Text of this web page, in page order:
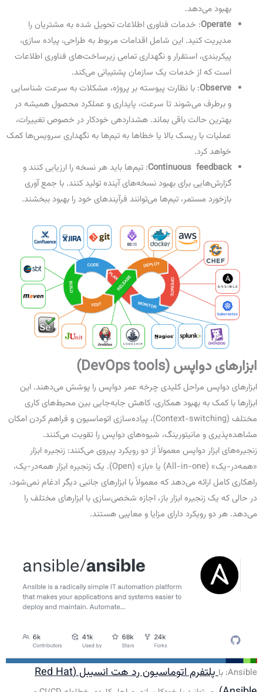
بهبود می‌دهد.
Operate: خدمات فناوری اطلاعات تحویل شده به مشتریان را
مدیریت کنید. این شامل اقدامات مربوط به طراحی، پیاده سازی،
پیکربندی، استقرار و نگهداری تمامی زیرساخت‌های فناوری اطلاعات
است که از خدمات یک سازمان پشتیبانی می‌کند.
Observe: با نظارت پیوسته بر پروژه، مشکلات به سرعت شناسایی
و برطرف می‌شوند تا سرعت، پایداری و عملکرد محصول همیشه در
بهترین حالت باقی بماند. هشداردهی خودکار در خصوص تغییرات،
عملیات با ریسک بالا یا خطاها به تیم‌ها به نگهداری سرویس‌ها کمک
خواهد کرد.
Continuous feedback: تیم‌ها باید هر نسخه را ارزیابی کنند و
گزارش‌هایی برای بهبود نسخه‌های آینده تولید کنند. با جمع آوری
بازخورد مستمر، تیم‌ها می‌توانند فرآیندهای خود را بهبود ببخشند.
ابزارهای دواپس(DevOps tools)
ابزارهای دواپس مراحل کلیدی چرخه عمر دواپس را پوشش می‌دهند. این
ابزارها با کمک به بهبود همکاری، کاهش جابه‌جایی بین محیط‌های کاری
مختلف (Context-switching)، پیاده‌سازی اتوماسیون و فراهم کردن امکان
مشاهده‌پذیری و مانیتورینگ، شیوه‌های دواپس را تقویت می‌کنند.
زنجیره‌های ابزار دواپس معمولاً از دو رویکرد پیروی می‌کنند: زنجیره ابزار
«همه‌در-یک» (All-in-one) یا «باز» (Open). یک زنجیره ابزار همه‌در-یک،
راهکاری کامل ارائه می‌دهد که معمولاً با ابزارهای جانبی دیگر ادغام نمی‌شود،
در حالی که یک زنجیره ابزار باز، اجازه شخصی‌سازی با ابزارهای مختلف را
می‌دهد. هر دو رویکرد دارای مزایا و معایبی هستند.
Ansible: با
پلتفرم اتوماسیون رد هت انسیبل (Red Hat